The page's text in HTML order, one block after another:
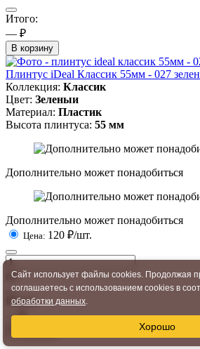
Итого:
— ₽
В корзину
Плинтус iDeal Классик 55мм - 027
Коллекция: Классик
Цвет: Зеленыи
Материал: Пластик
Высота плинтуса: 55 мм
Дополнительно может понадобиться
Дополнительно может понадобиться
Цена: 120 ₽/шт.
шт
Итого:
— ₽
Сайт использует файлы cookies. Продолжая
соглашаетесь с использованием cookies в
обработки данных.
Хорошо